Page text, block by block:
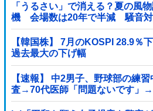
「うるさい」で消える？夏の風
機 会場数は20年で半減 騒音対
ス”も
【韓国株】 7月のKOSPI 28.9％
過去最大の下げ幅
【速報】 中2男子、野球部の練
査→70代医師「問題ないです」
画像みてました」